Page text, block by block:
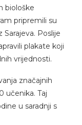
biološke
pripremili su
Sarajeva. Poslije
plakate koji
vrijednosti.
značajnih
učenika. Taj
u saradnji s